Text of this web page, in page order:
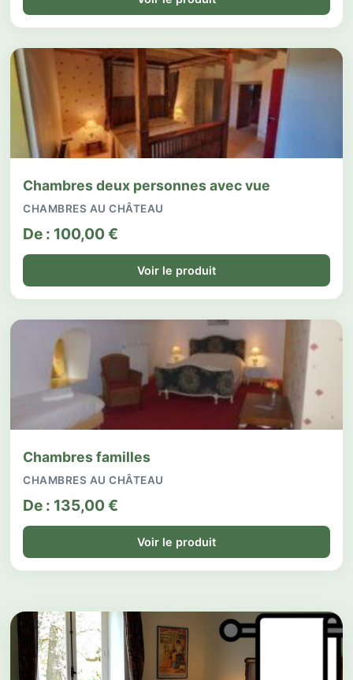
Chambres deux personnes avec vue
CHAMBRES AU CHÂTEAU
De : 100,00€
Voir le produit
Chambres familles
CHAMBRES AU CHÂTEAU
De : 135,00€
Voir le produit